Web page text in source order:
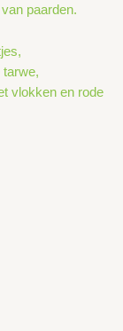
paarden.
tarwe,
vlokken en rode